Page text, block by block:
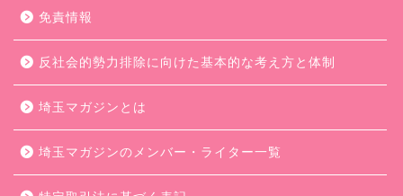
免責情報
反社会的勢力排除に向けた基本的な考え方と体制
埼玉マガジンとは
埼玉マガジンのメンバー・ライター一覧